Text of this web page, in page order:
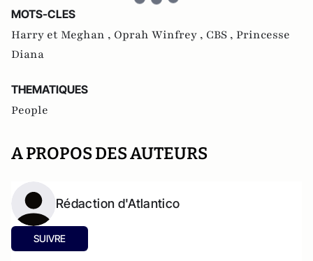
MOTS-CLES
Harry et Meghan , Oprah Winfrey , CBS , Princesse
Diana
THEMATIQUES
People
A PROPOS DES AUTEURS
Rédaction d'Atlantico
SUIVRE